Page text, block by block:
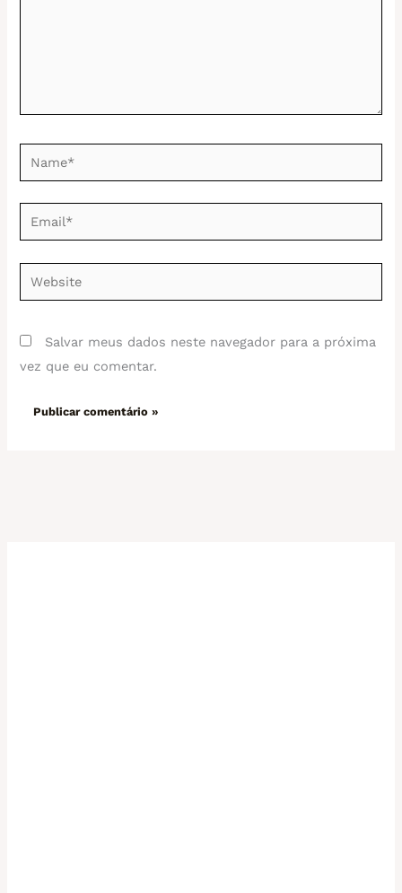
Name*
Email*
Website
Salvar meus dados neste navegador para a próxima
vez que eu comentar.